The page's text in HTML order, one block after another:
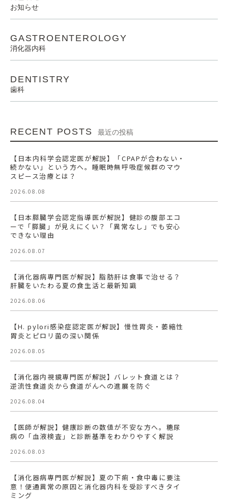
お知らせ
GASTROENTEROLOGY
消化器内科
DENTISTRY
歯科
RECENT POSTS 最近の投稿
【日本内科学会認定医が解説】「CPAPが合わない・
続かない」という方へ。睡眠時無呼吸症候群のマウ
スピース治療とは？
2026.08.08
【日本膵臓学会認定指導医が解説】健診の腹部エコ
ーで「膵臓」が見えにくい？「異常なし」でも安心
できない理由
2026.08.07
【消化器病専門医が解説】脂肪肝は食事で治せる？
肝臓をいたわる夏の食生活と最新知識
2026.08.06
【H. pylori感染症認定医が解説】慢性胃炎・萎縮性
胃炎とピロリ菌の深い関係
2026.08.05
【消化器内視鏡専門医が解説】バレット食道とは？
逆流性食道炎から食道がんへの進展を防ぐ
2026.08.04
【医師が解説】健康診断の数値が不安な方へ。糖尿
病の「血液検査」と診断基準をわかりやすく解説
2026.08.03
【消化器病専門医が解説】夏の下痢・食中毒に要注
意！便通異常の原因と消化器内科を受診すべきタイ
ミング